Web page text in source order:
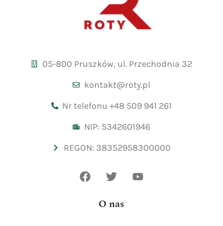
05-800 Pruszków, ul. Przechodnia 32
kontakt@roty.pl
Nr telefonu +48 509 941 261
NIP: 5342601946
REGON: 38352958300000
O nas